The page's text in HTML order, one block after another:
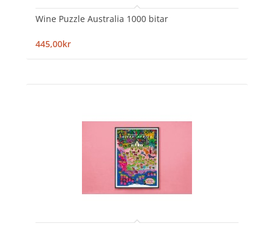
Wine Puzzle Australia 1000 bitar
445,00kr